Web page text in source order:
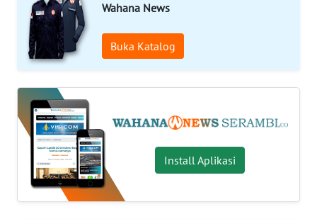
Wahana News
Buka Katalog
Install Aplikasi
PERISTIWA
Informasi
BERITA
KONTAK
KAMI